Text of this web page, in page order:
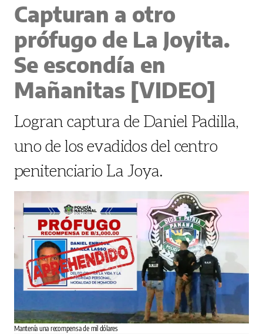
Capturan a otro
prófugo de La Joyita.
Se escondía en
Mañanitas [VIDEO]
Logran captura de Daniel Padilla,
uno de los evadidos del centro
penitenciario La Joya.
Mantenía una recompensa de mil dólares